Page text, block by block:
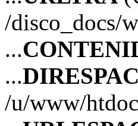
/disco_docs/
...
...
/u/www/